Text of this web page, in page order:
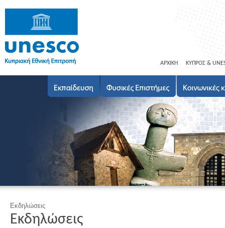
ΑΡΧΙΚΗ ΚΥΠΡΟΣ &
Εκδηλώσεις
Εκδηλώσεις